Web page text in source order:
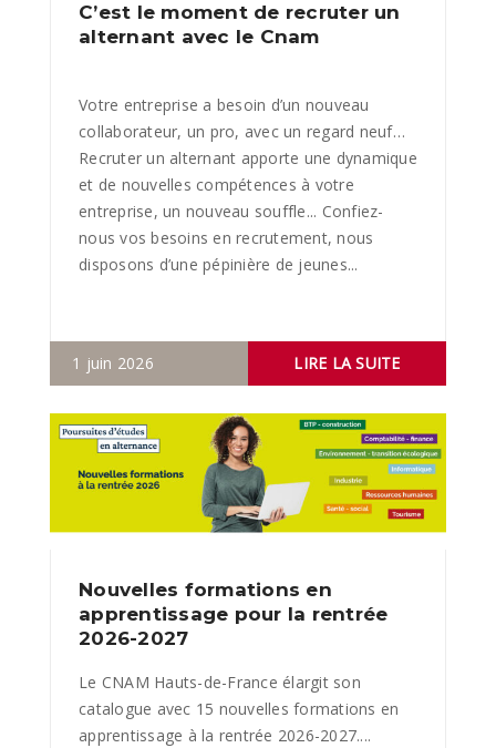
C’est le moment de recruter un
alternant avec le Cnam
Votre entreprise a besoin d’un nouveau
collaborateur, un pro, avec un regard neuf…
Recruter un alternant apporte une dynamique
et de nouvelles compétences à votre
entreprise, un nouveau souffle... Confiez-
nous vos besoins en recrutement, nous
disposons d’une pépinière de jeunes...
1 juin 2026 LIRE LA SUITE
Nouvelles formations en
apprentissage pour la rentrée
2026-2027
Le CNAM Hauts-de-France élargit son
catalogue avec 15 nouvelles formations en
apprentissage à la rentrée 2026-2027....